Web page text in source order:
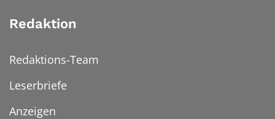
Redaktion
Redaktions-Team
Leserbriefe
Anzeigen